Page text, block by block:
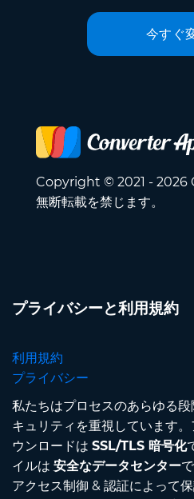
今すぐ
Copyright © 2021 - 2026
無断転載を禁じます。
プライバシーと利用規約
利用規約
プライバシー
私たちはプロセスのあらゆる
キュリティを重視しています
ウンロードは SSL/TLS 暗号化
イルは 安全なデータセンター
アクセス制御 & 認証によって